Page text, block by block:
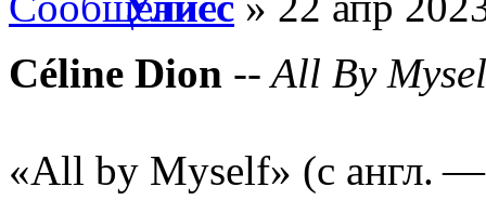
Céline Dion -- All By
«All by Myself» (с англ.